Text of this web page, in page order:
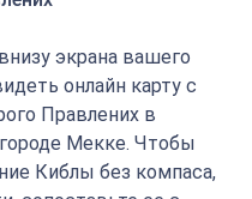
экрана вашего
онлайн карту с
Правлених в
Мекке. Чтобы
Киблы без компаса,